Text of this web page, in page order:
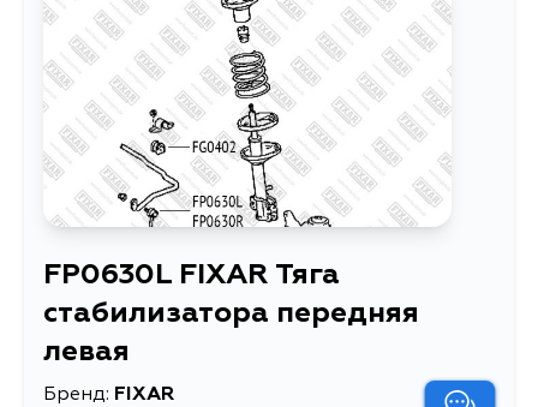
FP0630L FIXAR Тяга
стабилизатора передняя
левая
Бренд: FIXAR